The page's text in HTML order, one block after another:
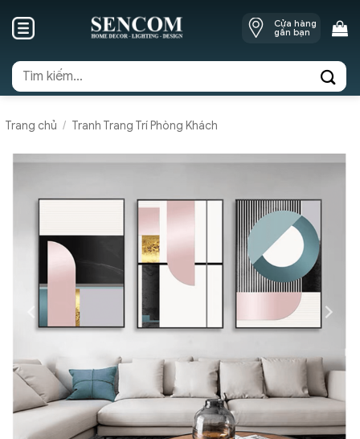
Cửa hàng
gần bạn
Tìm
kiếm:
Trang chủ / Tranh Trang Trí Phòng Khách